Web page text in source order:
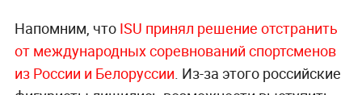
Напомним, что ISU принял решение отстранить
от международных соревнований спортсменов
из России и Белоруссии . Из-за этого российские